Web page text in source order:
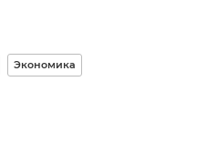
Экономика